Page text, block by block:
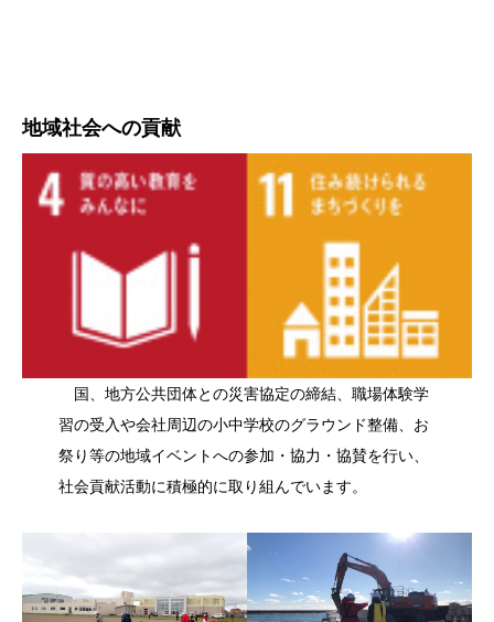
地域社会への貢献
国、地方公共団体との災害協定の締結、職場体験学
習の受入や会社周辺の小中学校のグラウンド整備、お
祭り等の地域イベントへの参加・協力・協賛を行い、
社会貢献活動に積極的に取り組んでいます。